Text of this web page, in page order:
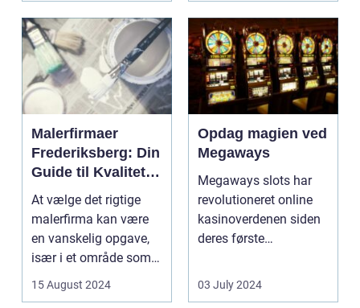
Malerfirmaer
Frederiksberg: Din
Guide til Kvalitet
og Service
At vælge det rigtige
malerfirma kan være
en vanskelig opgave,
især i et område som
Frederiksberg, hv...
15 August 2024
Opdag magien ved
Megaways
Megaways slots har
revolutioneret online
kasinoverdenen siden
deres første
spillea...
03 July 2024